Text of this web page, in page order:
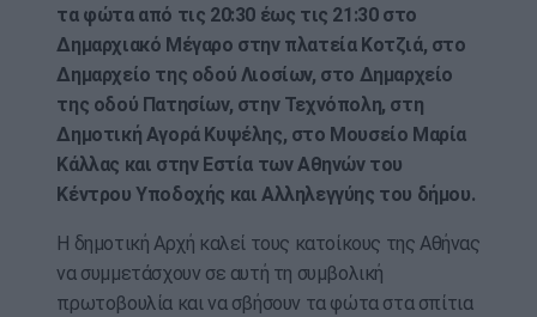
τα φώτα από τις 20:30 έως τις 21:30 στο
Δημαρχιακό Μέγαρο στην πλατεία Κοτζιά, στο
Δημαρχείο της οδού Λιοσίων, στο Δημαρχείο
της οδού Πατησίων, στην Τεχνόπολη, στη
Δημοτική Αγορά Κυψέλης, στο Μουσείο Μαρία
Κάλλας και στην Εστία των Αθηνών του
Κέντρου Υποδοχής και Αλληλεγγύης του δήμου.
Η δημοτική Αρχή καλεί τους κατοίκους της Αθήνας
να συμμετάσχουν σε αυτή τη συμβολική
πρωτοβουλία και να σβήσουν τα φώτα στα σπίτια